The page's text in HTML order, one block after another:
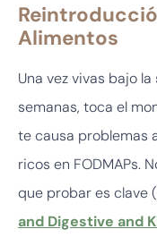
Alimentos
Una vez vivas bajo
semanas, toca el
te causa problemas
ricos en FODMAPs.
que probar es clave (
and Digestive and